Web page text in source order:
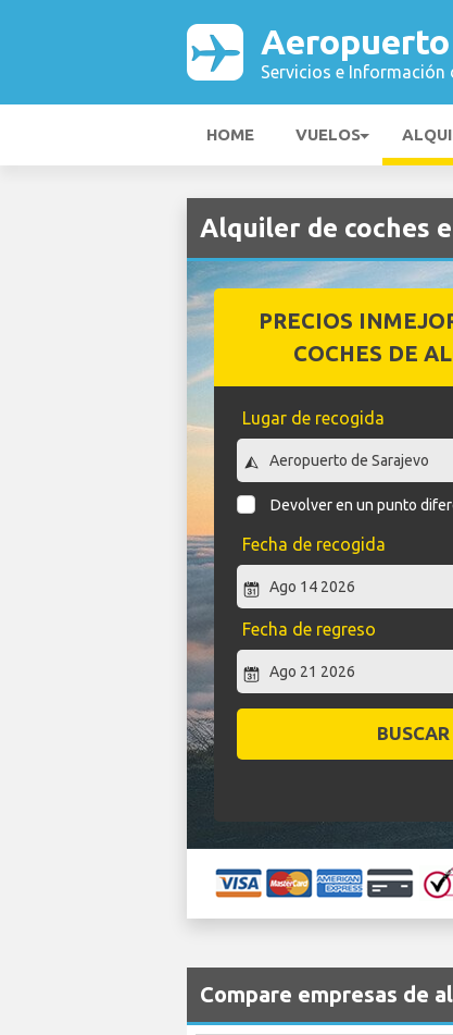
Servicios e Información
HOME VUELOS
Alquiler de coches
PRECIOS
COCHES DE
Lugar de recogida
Devolver en un punto
Fecha de recogida
Fecha de regreso
BUSCAR
Compare empresas de